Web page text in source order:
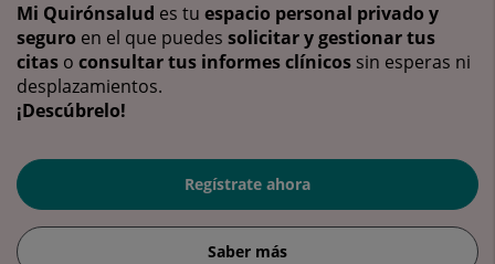
Mi Quirónsalud es tu espacio personal privado y
seguro en el que puedes solicitar y gestionar tus
citas o consultar tus informes clínicos sin esperas ni
desplazamientos.
¡Descúbrelo!
Regístrate ahora
Saber más